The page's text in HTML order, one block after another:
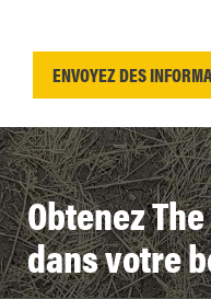
Obtenez
dans votre